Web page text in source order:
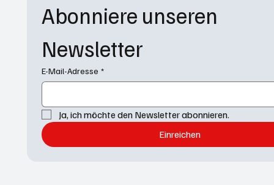
Abonniere unseren
Newsletter
E-Mail-Adresse *
Ja, ich möchte den Newsletter abonnieren.
Einreichen